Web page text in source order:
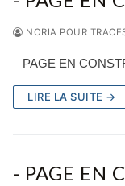
NORIA POUR
– PAGE EN
LIRE LA SUITE →
- PAGE EN